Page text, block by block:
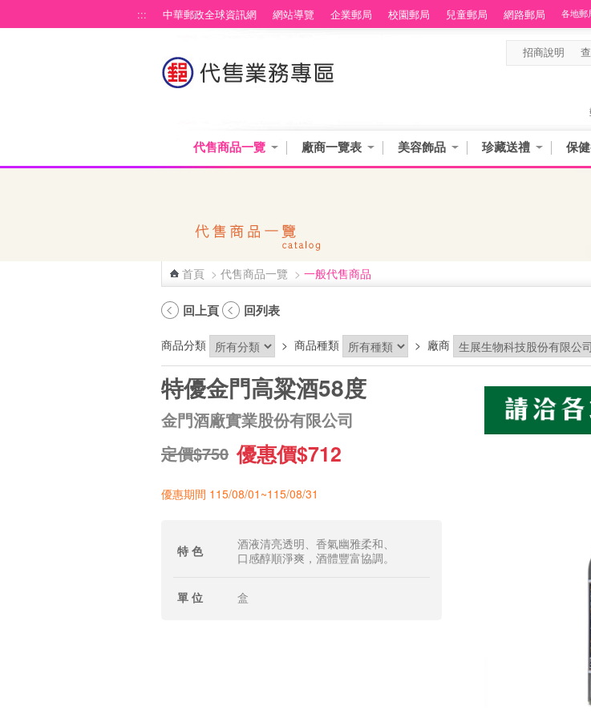
::: 中華郵政全球資訊網 網站導覽 企業郵局 校園郵局 兒童郵局 網路郵局 各地郵
招商說明
代售商品一覽 廠商一覽表 美容飾品 珍藏送禮 保
首頁 > 代售商品一覽 > 一般代售商品
回上頁 回列表
商品分類 > 商品種類 > 廠商
特優金門高粱酒58度
金門酒廠實業股份有限公司
定價$750 優惠價$712
優惠期間 115/08/01~115/08/31
特 色
酒液清亮透明、香氣幽雅柔和、
口感醇順淨爽，酒體豐富協調。
單 位 盒